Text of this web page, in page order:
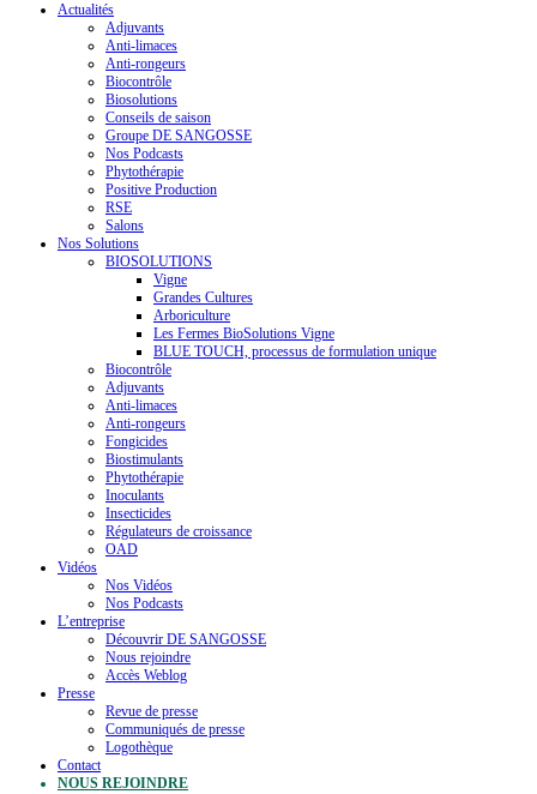
Actualités
Adjuvants
Anti-limaces
Anti-rongeurs
Biocontrôle
Biosolutions
Conseils de saison
Groupe DE SANGOSSE
Nos Podcasts
Phytothérapie
Positive Production
RSE
Salons
Nos Solutions
BIOSOLUTIONS
Vigne
Grandes Cultures
Arboriculture
Les Fermes BioSolutions Vigne
BLUE TOUCH, processus de formulation unique
Biocontrôle
Adjuvants
Anti-limaces
Anti-rongeurs
Fongicides
Biostimulants
Phytothérapie
Inoculants
Insecticides
Régulateurs de croissance
OAD
Vidéos
Nos Vidéos
Nos Podcasts
L’entreprise
Découvrir DE SANGOSSE
Nous rejoindre
Accès Weblog
Presse
Revue de presse
Communiqués de presse
Logothèque
Contact
NOUS REJOINDRE